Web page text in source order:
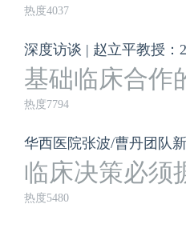
热度4037
基础临床合作
热度7794
临床决策必须
热度5480